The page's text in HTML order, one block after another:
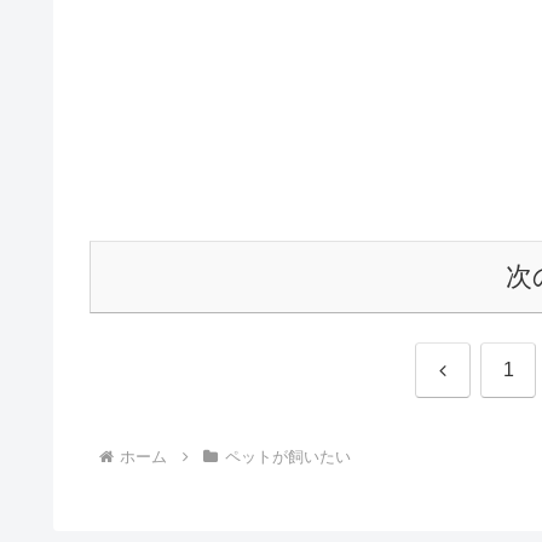
次
前 1
ホーム ペットが飼いたい